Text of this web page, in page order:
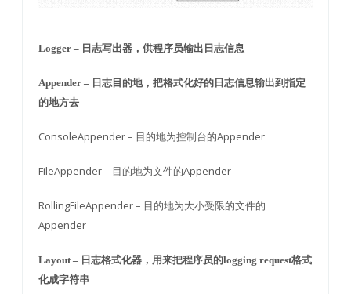
Logger – 日志写出器，供程序员输出日志信息
Appender – 日志目的地，把格式化好的日志信息输出到指定
的地方去
ConsoleAppender – 目的地为控制台的Appender
FileAppender – 目的地为文件的Appender
RollingFileAppender – 目的地为大小受限的文件的
Appender
Layout – 日志格式化器，用来把程序员的logging request格式
化成字符串